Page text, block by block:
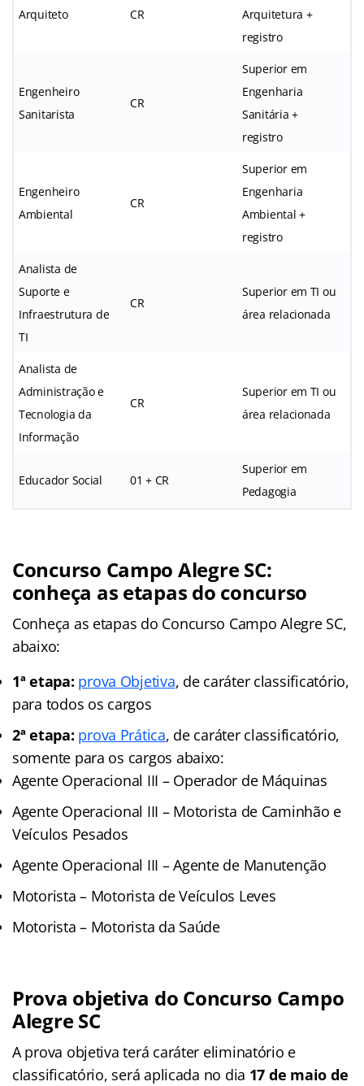
Arquiteto CR
Arquitetura +
registro
Engenheiro
Sanitarista
CR
Superior em
Engenharia
Sanitária +
registro
Engenheiro
Ambiental
CR
Superior em
Engenharia
Ambiental +
registro
Analista de
Suporte e
Infraestrutura de
TI
CR
Superior em TI ou
área relacionada
Analista de
Administração e
Tecnologia da
Informação
CR
Superior em TI ou
área relacionada
Educador Social 01 + CR
Superior em
Pedagogia
Concurso Campo Alegre SC:
conheça as etapas do concurso
Conheça as etapas do Concurso Campo Alegre SC,
abaixo:
1ª etapa: prova Objetiva, de caráter classificatório,
para todos os cargos
2ª etapa: prova Prática, de caráter classificatório,
somente para os cargos abaixo:
Agente Operacional III – Operador de Máquinas
Agente Operacional III – Motorista de Caminhão e
Veículos Pesados
Agente Operacional III – Agente de Manutenção
Motorista – Motorista de Veículos Leves
Motorista – Motorista da Saúde
Prova objetiva do Concurso Campo
Alegre SC
A prova objetiva terá caráter eliminatório e
classificatório, será aplicada no dia 17 de maio de